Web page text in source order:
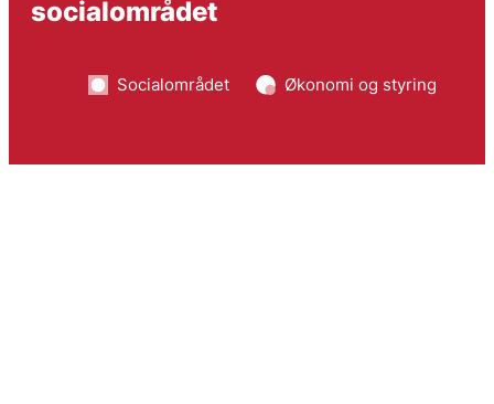
socialområdet
Socialområdet Økonomi og styring